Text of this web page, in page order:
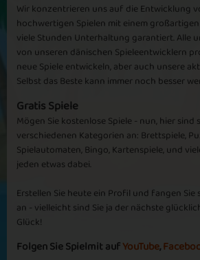
Goldmarie
Bingo 90
Das Spiel ist super ,bin jeden Tag dabei
Samjul
Bisschen Langweilig
Allerdings für nebenbei zu spielen ganz OK
Mehr sehen
Wir konzentrieren uns auf die Entwicklung
hochwertigen Spielen mit einem
viele Stunden Unterhaltung garantiert. Alle
von unseren dänischen Spieleentwicklern
neue Spiele entwickeln, aber auch unsere
Selbst das Beste kann immer noch besser
Gratis Spiele
Mögen Sie kostenlose Spiele - nun, hier sind
verschiedenen Kategorien an: Brettspiele,
Spielautomaten, Bingo, Kartenspiele, und
jeden etwas dabei.
Erstellen Sie heute ein Profil und fangen
an - vielleicht sind Sie ja der nächste
Glück!
Folgen Sie Spielmit aufYouTube,